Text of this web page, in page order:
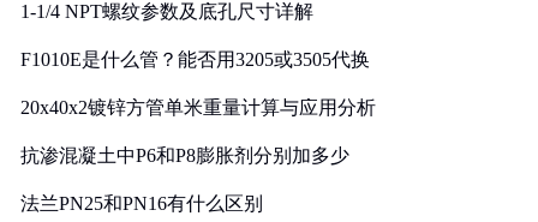
1-1/4 NPT螺纹参数及底孔尺寸详解
F1010E是什么管？能否用3205或3505代换
20x40x2镀锌方管单米重量计算与应用分析
抗渗混凝土中P6和P8膨胀剂分别加多少
法兰PN25和PN16有什么区别